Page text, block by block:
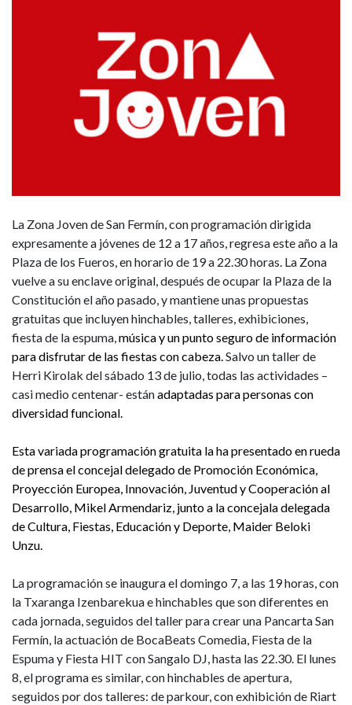
bailes,
19
a
22.30
horas
La Zona Joven de San Fermín, con programación dirigida
expresamente a jóvenes de 12 a 17 años, regresa este año a la
Plaza de los Fueros, en horario de 19 a 22.30 horas. La Zona
vuelve a su enclave original, después de ocupar la Plaza de la
Constitución el año pasado, y mantiene unas propuestas
gratuitas que incluyen hinchables, talleres, exhibiciones,
fiesta de la espuma,música y un punto seguro de información
para disfrutar de las fiestas con cabeza.Salvo un taller de
Herri Kirolak del sábado 13 de julio, todas las actividades –
casi medio centenar- estánadaptadas para personas con
diversidad funcional.
Esta variada programación gratuita la ha presentado en rueda
de prensa el concejal delegado de Promoción Económica,
Proyección Europea, Innovación, Juventud y Cooperación al
Desarrollo, Mikel Armendariz, junto a la concejala delegada
de Cultura, Fiestas, Educación y Deporte, Maider Beloki
Unzu.
La programación se inaugura el domingo 7, a las 19 horas, con
la Txaranga Izenbarekua e hinchables que son diferentes en
cada jornada, seguidos del taller para crear una Pancarta San
Fermín, la actuación de BocaBeats Comedia, Fiesta de la
Espuma y Fiesta HIT con Sangalo DJ, hasta las 22.30. El lunes
8, el programa es similar, con hinchables de apertura,
seguidos por dos talleres: de parkour, con exhibición de Riart